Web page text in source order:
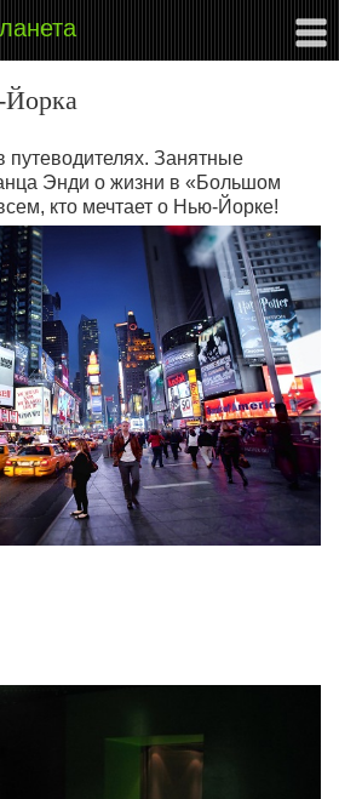
Занятные
Энди о жизни в «Большом
кто мечтает о Нью-Йорке!